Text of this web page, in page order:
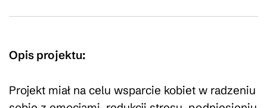
Opis projektu:
Projekt miał na celu wsparcie kobiet w radzeniu